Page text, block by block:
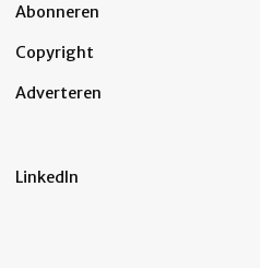
Abonneren
Copyright
Adverteren
LinkedIn